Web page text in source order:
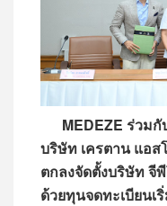
MEDEZE ร่วม
บริษัท เครตาน แอ
ตกลงจัดตั้งบริษัท จี
ด้วยทุนจดทะเบียน